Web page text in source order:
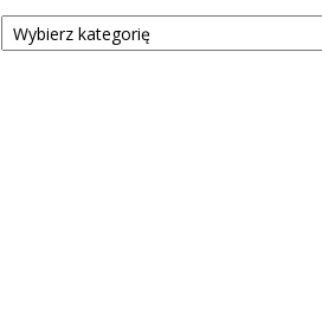
Kategorie